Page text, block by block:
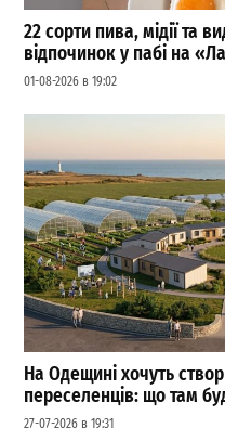
22 сорти пива, мідії та
відпочинок у пабі на
01-08-2026 в 19:02
На Одещині хочуть
переселенців: що там
27-07-2026 в 19:31